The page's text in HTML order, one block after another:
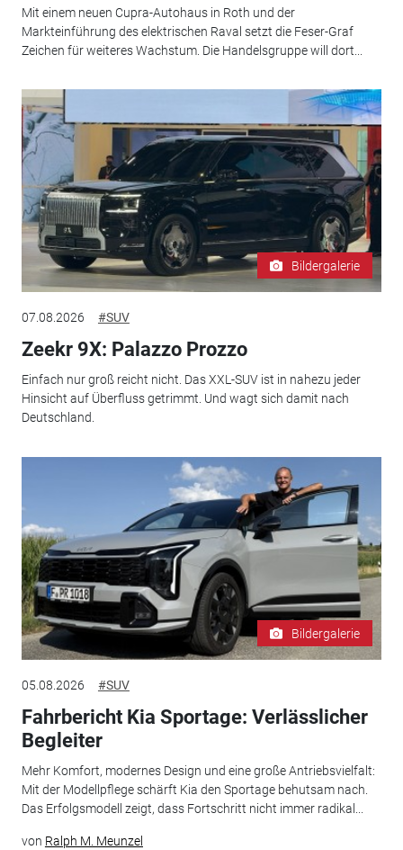
Mit einem neuen Cupra-Autohaus in Roth und der
Markteinführung des elektrischen Raval setzt die Feser-Graf
Zeichen für weiteres Wachstum. Die Handelsgruppe will dort...
Bildergalerie
07.08.2026 #SUV
Zeekr 9X: Palazzo Prozzo
Einfach nur groß reicht nicht. Das XXL-SUV ist in nahezu jeder
Hinsicht auf Überfluss getrimmt. Und wagt sich damit nach
Deutschland.
Bildergalerie
05.08.2026 #SUV
Fahrbericht Kia Sportage: Verlässlicher
Begleiter
Mehr Komfort, modernes Design und eine große Antriebsvielfalt:
Mit der Modellpflege schärft Kia den Sportage behutsam nach.
Das Erfolgsmodell zeigt, dass Fortschritt nicht immer radikal...
von Ralph M. Meunzel